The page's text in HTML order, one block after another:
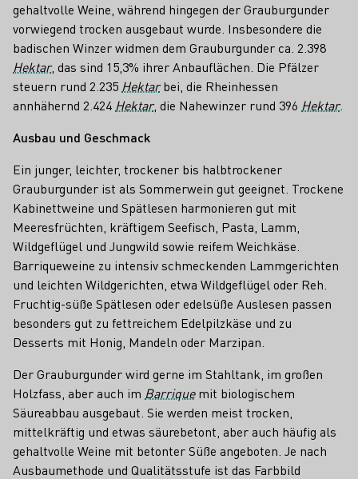
gehaltvolle Weine, während hingegen der Grauburgunder
vorwiegend trocken ausgebaut wurde. Insbesondere die
badischen Winzer widmen dem Grauburgunder ca. 2.398
Hektar, das sind 15,3% ihrer Anbauflächen. Die Pfälzer
steuern rund 2.235 Hektarbei, die Rheinhessen
annhähernd 2.424 Hektar, die Nahewinzer rund 396 Hektar.
Ausbau und Geschmack
Ein junger, leichter, trockener bis halbtrockener
Grauburgunder ist als Sommerwein gut geeignet. Trockene
Kabinettweine und Spätlesen harmonieren gut mit
Meeresfrüchten, kräftigem Seefisch, Pasta, Lamm,
Wildgeflügel und Jungwild sowie reifem Weichkäse.
Barriqueweine zu intensiv schmeckenden Lammgerichten
und leichten Wildgerichten, etwa Wildgeflügel oder Reh.
Fruchtig-süße Spätlesen oder edelsüße Auslesen passen
besonders gut zu fettreichem Edelpilzkäse und zu
Desserts mit Honig, Mandeln oder Marzipan.
Der Grauburgunder wird gerne im Stahltank, im großen
Holzfass, aber auch im Barriquemit biologischem
Säureabbau ausgebaut. Sie werden meist trocken,
mittelkräftig und etwas säurebetont, aber auch häufig als
gehaltvolle Weine mit betonter Süße angeboten. Je nach
Ausbaumethode und Qualitätsstufe ist das Farbbild